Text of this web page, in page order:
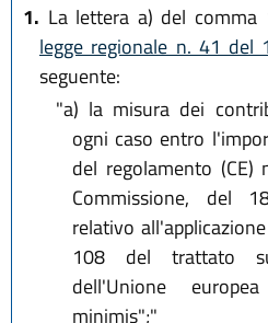
1. La lettera a) del comma
legge regionale n. 41 del
seguente:
"a) la misura dei
ogni caso entro
del regolamento
Commissione, del
relativo
108 del trattato
dell'Unione
minimis";"